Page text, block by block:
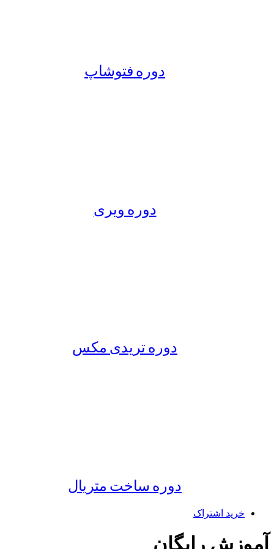
دوره فتوشاپ
دوره ویری
دوره تریدی مکس
دوره ساخت متریال
خرید اشتراک
آموزش رایگان